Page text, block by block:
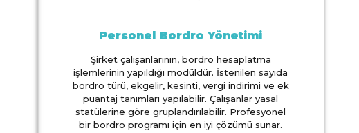
Personel Bordro Yönetimi
Şirket çalışanlarının, bordro hesaplatma
işlemlerinin yapıldığı modüldür. İstenilen sayıda
bordro türü, ekgelir, kesinti, vergi indirimi ve ek
puantaj tanımları yapılabilir. Çalışanlar yasal
statülerine göre gruplandırılabilir. Profesyonel
bir bordro programı için en iyi çözümü sunar.